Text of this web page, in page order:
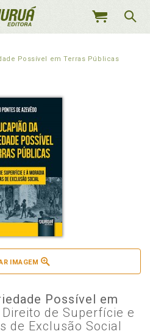
MEU
Possível em Terras Públicas
IMAGEM
Possível em
Direito de Superfície e
de Exclusão Social